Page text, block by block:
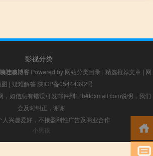
影视分类
咦哇噢博客 Powered by 网站分类目录 | 精选推荐文章 | 网
| 疑难解答 陕ICP备05444392号
，如信息有错误可发邮件到f_fb#foxmail.com说明，我们
会及时纠正，谢谢
人兴趣爱好，不接盈利性广告及商业合作
小男孩